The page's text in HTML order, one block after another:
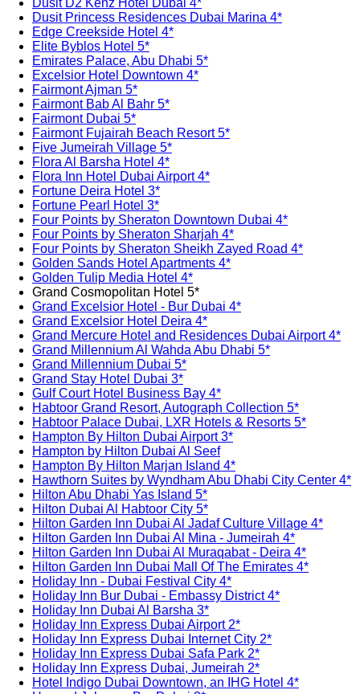
Dusit D2 Kenz Hotel Dubai 4*
Dusit Princess Residences Dubai Marina 4*
Edge Creekside Hotel 4*
Elite Byblos Hotel 5*
Emirates Palace, Abu Dhabi 5*
Excelsior Hotel Downtown 4*
Fairmont Ajman 5*
Fairmont Bab Al Bahr 5*
Fairmont Dubai 5*
Fairmont Fujairah Beach Resort 5*
Five Jumeirah Village 5*
Flora Al Barsha Hotel 4*
Flora Inn Hotel Dubai Airport 4*
Fortune Deira Hotel 3*
Fortune Pearl Hotel 3*
Four Points by Sheraton Downtown Dubai 4*
Four Points by Sheraton Sharjah 4*
Four Points by Sheraton Sheikh Zayed Road 4*
Golden Sands Hotel Apartments 4*
Golden Tulip Media Hotel 4*
Grand Cosmopolitan Hotel 5*
Grand Excelsior Hotel - Bur Dubai 4*
Grand Excelsior Hotel Deira 4*
Grand Mercure Hotel and Residences Dubai Airport 4*
Grand Millennium Al Wahda Abu Dhabi 5*
Grand Millennium Dubai 5*
Grand Stay Hotel Dubai 3*
Gulf Court Hotel Business Bay 4*
Habtoor Grand Resort, Autograph Collection 5*
Habtoor Palace Dubai, LXR Hotels & Resorts 5*
Hampton By Hilton Dubai Airport 3*
Hampton by Hilton Dubai Al Seef
Hampton By Hilton Marjan Island 4*
Hawthorn Suites by Wyndham Abu Dhabi City Center 4*
Hilton Abu Dhabi Yas Island 5*
Hilton Dubai Al Habtoor City 5*
Hilton Garden Inn Dubai Al Jadaf Culture Village 4*
Hilton Garden Inn Dubai Al Mina - Jumeirah 4*
Hilton Garden Inn Dubai Al Muraqabat - Deira 4*
Hilton Garden Inn Dubai Mall Of The Emirates 4*
Holiday Inn - Dubai Festival City 4*
Holiday Inn Bur Dubai - Embassy District 4*
Holiday Inn Dubai Al Barsha 3*
Holiday Inn Express Dubai Airport 2*
Holiday Inn Express Dubai Internet City 2*
Holiday Inn Express Dubai Safa Park 2*
Holiday Inn Express Dubai, Jumeirah 2*
Hotel Indigo Dubai Downtown, an IHG Hotel 4*